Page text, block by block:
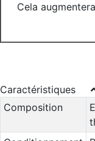
Cela
Caractéristiques
Composition